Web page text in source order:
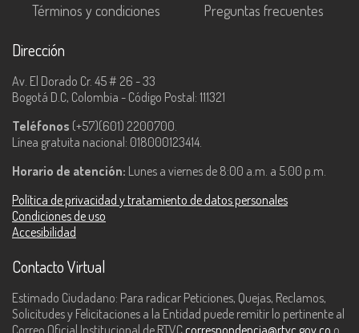
Términos y condiciones
Preguntas frecuentes
Dirección
Av. El Dorado Cr. 45 # 26 - 33
Bogotá D.C, Colombia - Código Postal: 111321
Teléfonos (+57)(601) 2200700.
Línea gratuita nacional: 018000123414.
Horario de atención: Lunes a viernes de 8:00 a.m. a 5:00 p.m.
Política de privacidad y tratamiento de datos personales
Condiciones de uso
Accesibilidad
Contacto Virtual
Estimado Ciudadano: Para radicar Peticiones, Quejas, Reclamos,
Solicitudes y Felicitaciones a la Entidad puede remitir lo pertinente al
Correo Oficial Institucional de RTVC correspondencia@rtvc.gov.co o